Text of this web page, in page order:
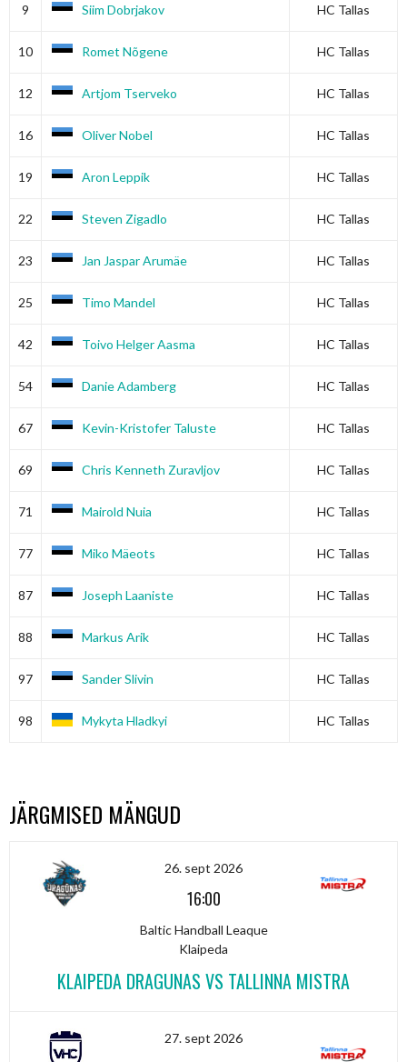
9 Siim Dobrjakov HC Tallas
10 Romet Nõgene HC Tallas
12 Artjom Tserveko HC Tallas
16 Oliver Nobel HC Tallas
19 Aron Leppik HC Tallas
22 Steven Zigadlo HC Tallas
23 Jan Jaspar Arumäe HC Tallas
25 Timo Mandel HC Tallas
42 Toivo Helger Aasma HC Tallas
54 Danie Adamberg HC Tallas
67 Kevin-Kristofer Taluste HC Tallas
69 Chris Kenneth Zuravljov HC Tallas
71 Mairold Nuia HC Tallas
77 Miko Mäeots HC Tallas
87 Joseph Laaniste HC Tallas
88 Markus Arik HC Tallas
97 Sander Slivin HC Tallas
98 Mykyta Hladkyi HC Tallas
JÄRGMISED MÄNGUD
26. sept 2026
16:00
Baltic Handball Leaque
Klaipeda
KLAIPEDA DRAGUNAS VS TALLINNA MISTRA
27. sept 2026